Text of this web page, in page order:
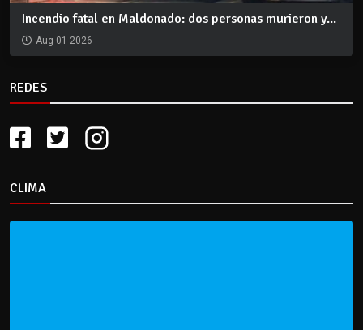
Incendio fatal en Maldonado: dos personas murieron y...
Aug 01 2026
REDES
CLIMA